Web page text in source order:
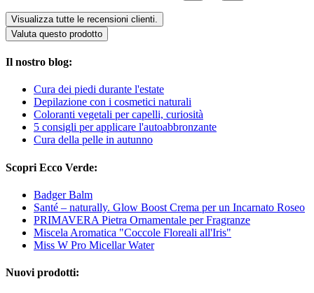
Visualizza tutte le recensioni clienti.
Valuta questo prodotto
Il nostro blog:
Cura dei piedi durante l'estate
Depilazione con i cosmetici naturali
Coloranti vegetali per capelli, curiosità
5 consigli per applicare l'autoabbronzante
Cura della pelle in autunno
Scopri Ecco Verde:
Badger Balm
Santé – naturally. Glow Boost Crema per un Incarnato Roseo
PRIMAVERA Pietra Ornamentale per Fragranze
Miscela Aromatica "Coccole Floreali all'Iris"
Miss W Pro Micellar Water
Nuovi prodotti: